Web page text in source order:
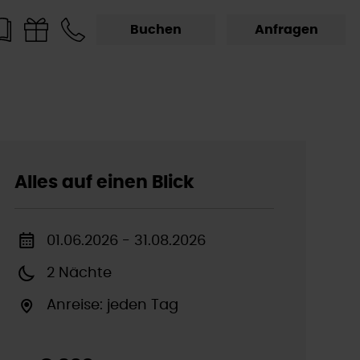
Anfragen
Buchen
Alles auf einen Blick
01.06.2026 - 31.08.2026
2 Nächte
Anreise: jeden Tag